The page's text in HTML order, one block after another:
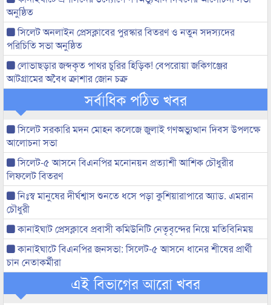
অনুষ্ঠিত
সিলেট অনলাইন প্রেসক্লাবের পুরস্কার বিতরণ ও নতুন সদস্যদের
পরিচিতি সভা অনুষ্ঠিত
লোভাছড়ার জব্দকৃত পাথর চুরির হিড়িক! বেপরোয়া জকিগঞ্জের
আটগ্রামের অবৈধ ক্রাশার জোন চক্র
সর্বাধিক পঠিত খবর
সিলেট সরকারি মদন মোহন কলেজে জুলাই গণঅভ্যুত্থান দিবস উপলক্ষে
আলোচনা সভা
সিলেট-৫ আসনে বিএনপির মনোনয়ন প্রত্যাশী আশিক চৌধুরীর
লিফলেট বিতরণ
নিঃস্ব মানুষের দীর্ঘশ্বাস শুনতে ধসে পড়া কুশিয়ারাপারে অ্যাড. এমরান
চৌধুরী
কানাইঘাট প্রেসক্লাবে প্রবাসী কমিউনিটি নেতৃবৃন্দের নিয়ে মতিবিনিময়
কানাইঘাটে বিএনপির জনসভা: সিলেট-৫ আসনে ধানের শীষের প্রার্থী
চান নেতাকর্মীরা
এই বিভাগের আরো খবর